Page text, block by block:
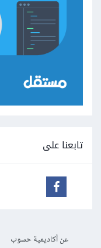
تابعنا على
عن أكاديمية حسوب